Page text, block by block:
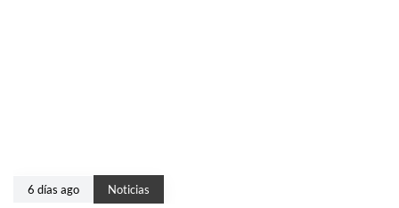
6 días ago Noticias